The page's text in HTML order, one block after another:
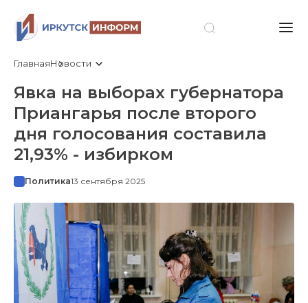
ГлавнаяНовости
Явка на выборах губернатора
Приангарья после второго
дня голосования составила
21,93% - избирком
Политика13 сентября 2025